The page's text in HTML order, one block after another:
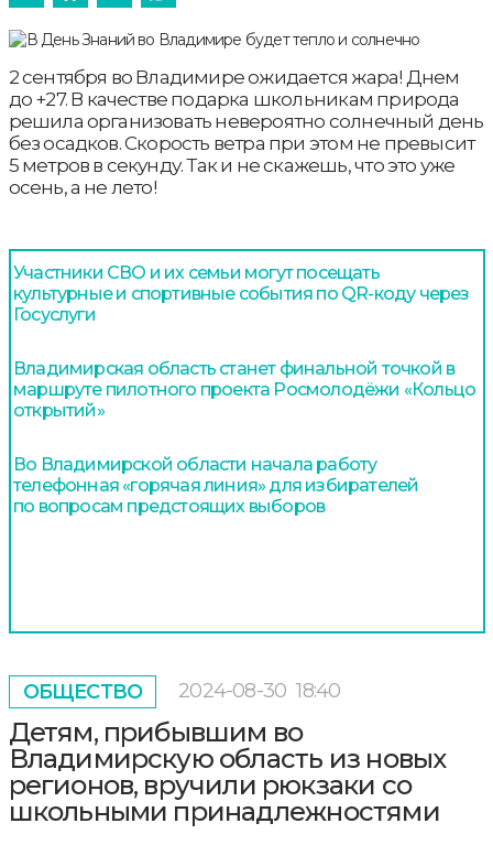
2 сентября во Владимире ожидается жара! Днем
до +27. В качестве подарка школьникам природа
решила организовать невероятно солнечный день
без осадков. Скорость ветра при этом не превысит
5 метров в секунду. Так и не скажешь, что это уже
осень, а не лето!
Участники СВО и их семьи могут посещать
культурные и спортивные события по QR-коду через
Госуслуги
Владимирская область станет финальной точкой в
маршруте пилотного проекта Росмолодёжи «Кольцо
открытий»
Во Владимирской области начала работу
телефонная «горячая линия» для избирателей
по вопросам предстоящих выборов
ОБЩЕСТВО 2024-08-30 18:40
Детям, прибывшим во
Владимирскую область из новых
регионов, вручили рюкзаки со
школьными принадлежностями